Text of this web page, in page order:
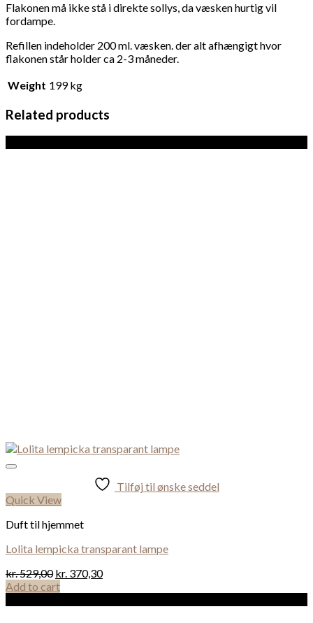
Flakonen må ikke stå i direkte sollys, da væsken hurtig vil
fordampe.
Refillen indeholder 200 ml. væsken. der alt afhængigt hvor
flakonen står holder ca 2-3 måneder.
Weight 199 kg
Related products
Tilføj til ønske seddel
Quick View
Duft til hjemmet
Lolita lempicka transparant lampe
kr.529,00 kr. 370,30
Add to cart